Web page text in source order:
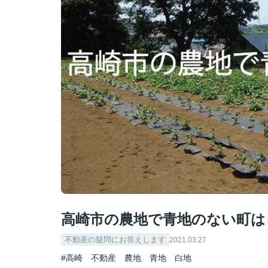
高崎市の農地で青地のない町
不動産の疑問にお答えします 2021.03.27
#高崎 不動産 農地 青地 白地